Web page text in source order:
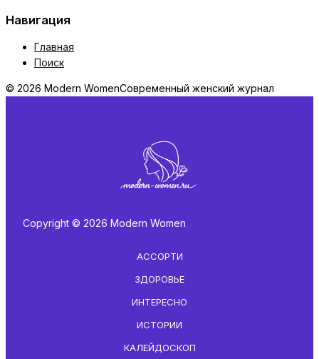
Навигация
Главная
Поиск
© 2026 Modern WomenСовременный женский журнал
Copyright © 2026 Modern Women
АССОРТИ
ЗДОРОВЬЕ
ИНТЕРЕСНО
ИСТОРИИ
КАЛЕЙДОСКОП